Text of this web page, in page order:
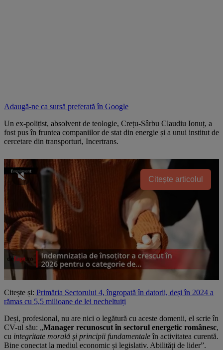
Adaugă-ne ca sursă preferată în Google
Un ex-polițist, absolvent de teologie, Crețu-Sârbu Claudiu Ionuț, a
fost pus în fruntea companiilor de stat din energie și a unui institut de
cercetare din transporturi, Incertrans.
Citește articolul
Citește și: Primăria Sectorului 4, îngropată în datorii, deși în 2024 a
rămas cu 5,5 milioane de lei necheltuiți
Deși, profesional, nu are nici o legătură cu aceste domenii, el scrie în
CV-ul său: „Manager recunoscut în sectorul energetic românesc,
cu integritate morală și principii fundamentale în activitatea curentă.
Bine conectat la mediul economic și legislativ. Abilități de lider”.